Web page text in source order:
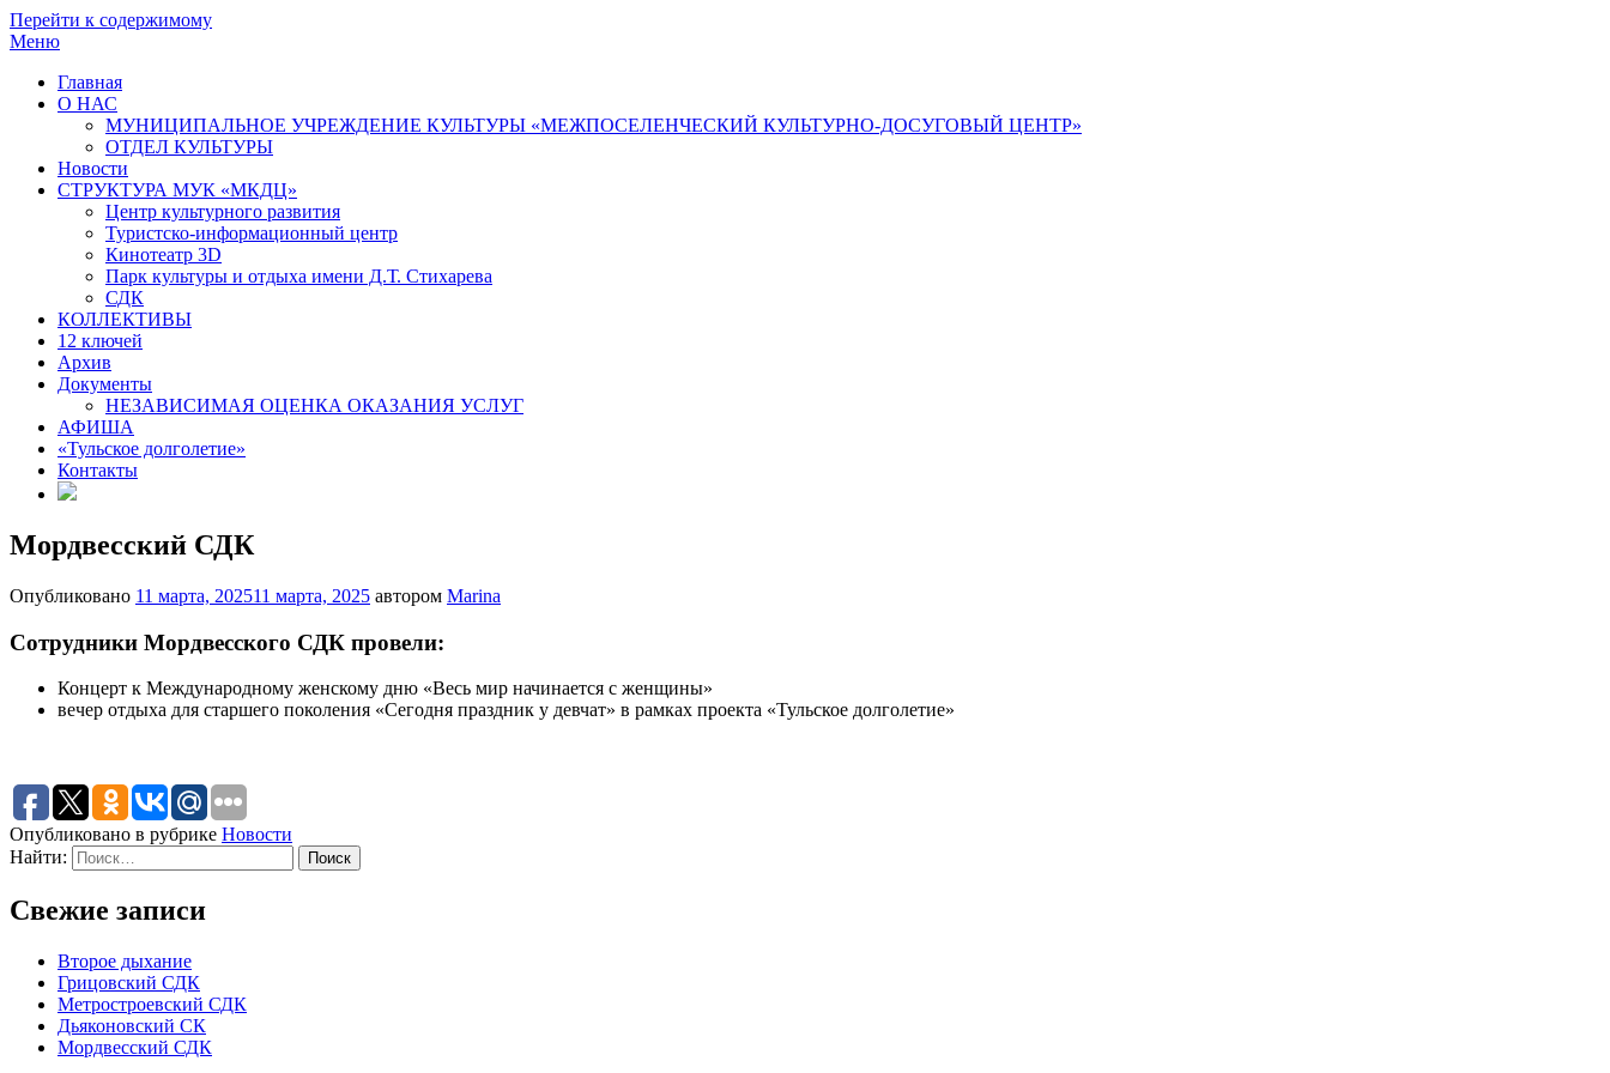
Перейти к содержимому
Меню
Главная
О НАС
МУНИЦИПАЛЬНОЕ УЧРЕЖДЕНИЕ КУЛЬТУРЫ «МЕЖПОСЕЛЕНЧЕСКИЙ КУЛЬТУРНО-ДОСУГОВЫЙ ЦЕНТР»
ОТДЕЛ КУЛЬТУРЫ
Новости
СТРУКТУРА МУК «МКДЦ»
Центр культурного развития
Туристско-информационный центр
Кинотеатр 3D
Парк культуры и отдыха имени Д.Т. Стихарева
СДК
КОЛЛЕКТИВЫ
12 ключей
Архив
Документы
НЕЗАВИСИМАЯ ОЦЕНКА ОКАЗАНИЯ УСЛУГ
АФИША
«Тульское долголетие»
Контакты
Мордвесский СДК
Опубликовано 11 марта, 202511 марта, 2025 автором Marina
Сотрудники Мордвесского СДК провели:
Концерт к Международному женскому дню «Весь мир начинается с женщины»
вечер отдыха для старшего поколения «Сегодня праздник у девчат» в рамках проекта «Тульское долголетие»
Опубликовано в рубрике Новости
Найти:
Свежие записи
Второе дыхание
Грицовский СДК
Метростроевский СДК
Дьяконовский СК
Мордвесский СДК